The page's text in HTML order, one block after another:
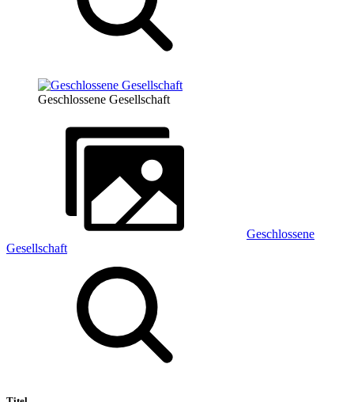
Geschlossene Gesellschaft
Geschlossene
Gesellschaft